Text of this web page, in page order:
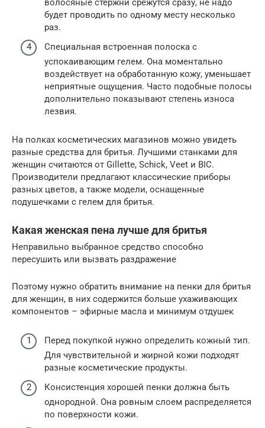
волосяные стержни срежутся сразу, не надо
будет проводить по одному месту несколько
раз.
Специальная встроенная полоска с
успокаивающим гелем. Она моментально
воздействует на обработанную кожу, уменьшает
неприятные ощущения. Часто подобные полосы
дополнительно показывают степень износа
лезвия.
На полках косметических магазинов можно увидеть
разные средства для бритья. Лучшими станками для
женщин считаются от Gillette, Schick, Veet и BIC.
Производители предлагают классические приборы
разных цветов, а также модели, оснащенные
подушечками с гелем для бритья.
Какая женская пена лучше для бритья
Неправильно выбранное средство способно
пересушить или вызвать раздражение
Поэтому нужно обратить внимание на пенки для бритья
для женщин, в них содержится больше ухаживающих
компонентов – эфирные масла и минимум отдушек
Перед покупкой нужно определить кожный тип.
Для чувствительной и жирной кожи подходят
разные косметические продукты.
Консистенция хорошей пенки должна быть
однородной. Она ровным слоем распределяется
по поверхности кожи.